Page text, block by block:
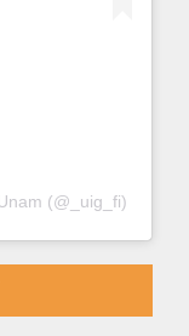
(@_uig_fi)